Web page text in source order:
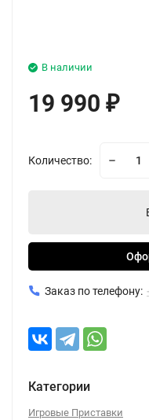
В наличии
19 990 ₽
Количество:
Заказ по телефону:
Категории
Игровые Приставки